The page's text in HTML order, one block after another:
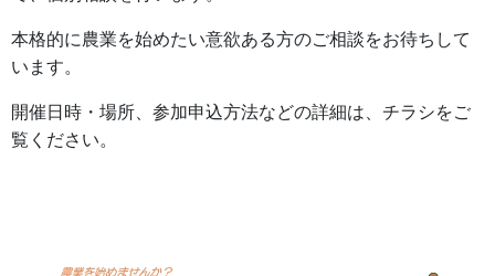
本格的に農業を始めたい意欲ある方のご相談をお待ちして
います。
開催日時・場所、参加申込方法などの詳細は、チラシをご
覧ください。